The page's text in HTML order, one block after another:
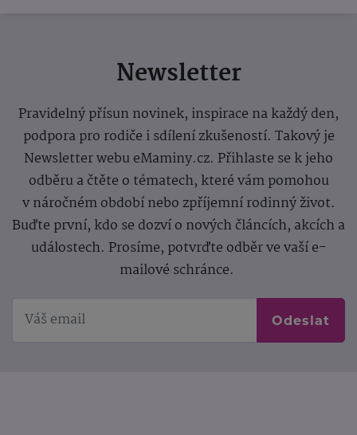
Newsletter
Pravidelný přísun novinek, inspirace na každý den,
podpora pro rodiče i sdílení zkušeností. Takový je
Newsletter webu eMaminy.cz. Přihlaste se k jeho
odběru a čtěte o tématech, které vám pomohou
v náročném období nebo zpříjemní rodinný život.
Buďte první, kdo se dozví o nových článcích, akcích a
událostech. Prosíme, potvrďte odběr ve vaší e-
mailové schránce.
Odeslat